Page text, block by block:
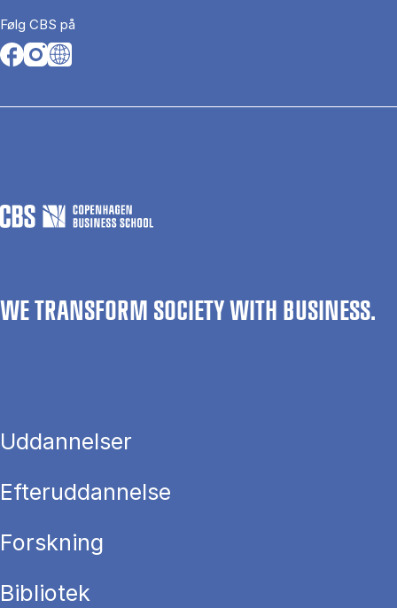
Følg CBS på
Opens in a new tab
Opens in a new tab
Opens in a new tab
WE TRANSFORM SOCIETY WITH BUSINESS.
Uddannelser
Efteruddannelse
Forskning
Bibliotek